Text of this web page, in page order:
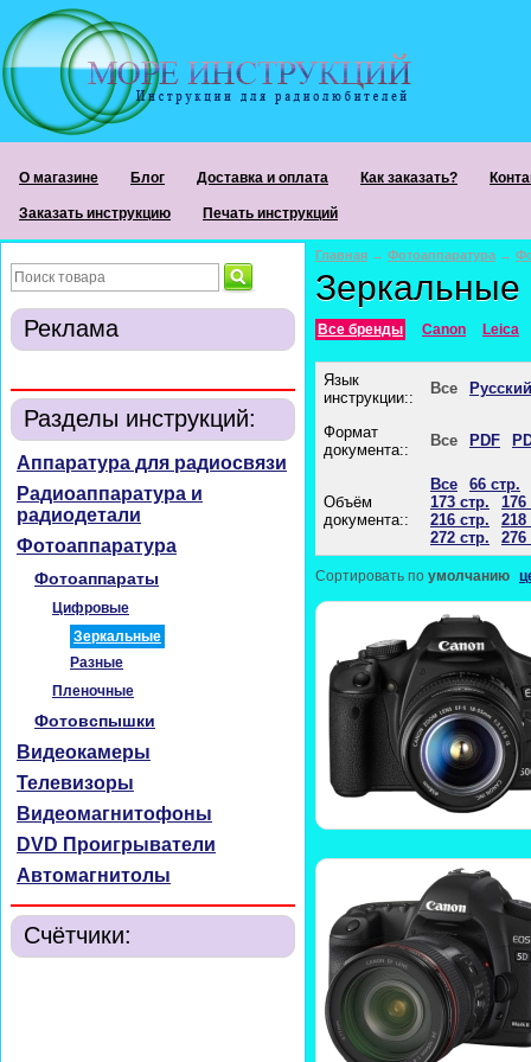
О магазине Блог Доставка и оплата Как заказать?
Заказать инструкцию Печать инструкций
Реклама
Разделы инструкций:
Аппаратура для радиосвязи
Радиоаппаратура и
радиодетали
Фотоаппаратура
Фотоаппараты
Цифровые
Зеркальные
Разные
Пленочные
Фотовспышки
Видеокамеры
Телевизоры
Видеомагнитофоны
DVD Проигрыватели
Автомагнитолы
Счётчики:
Главная → Фотоаппаратура →
Зеркальные
Все бренды Canon Leica
Язык
инструкции::
Все Русский
Формат
документа::
Все PDF
Объём
документа::
Все
66 стр.
173 стр.
176
216 стр.
218
272 стр.
276
Сортировать по умолчанию